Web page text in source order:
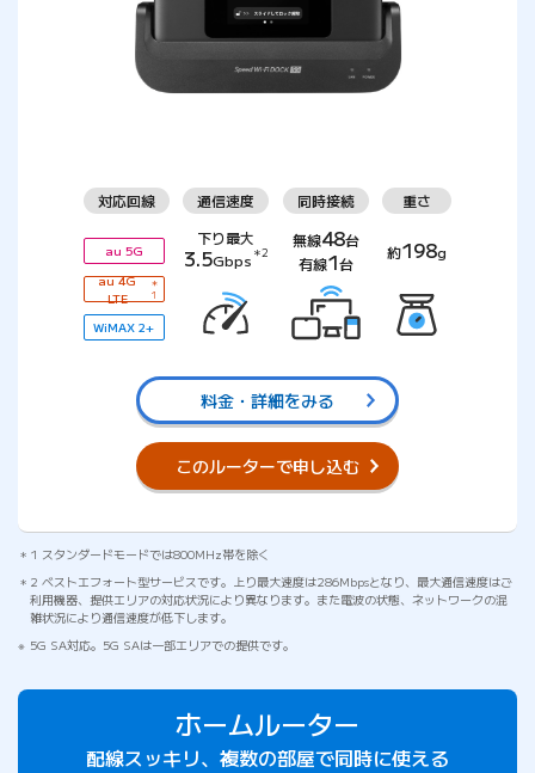
対応回線
au 5G
au 4G
LTE
＊
1
WiMAX 2+
通信速度
下り最大
3.5Gbps ＊2
同時接続
無線48台
有線1台
重さ
約198g
料金・詳細をみる
このルーターで申し込む
1 スタンダードモードでは800MHz帯を除く
2 ベストエフォート型サービスです。上り最大速度は286Mbpsとなり、最大通信速度はご
利用機器、提供エリアの対応状況により異なります。また電波の状態、ネットワークの混
雑状況により通信速度が低下します。
5G SA対応。5G SAは一部エリアでの提供です。
ホームルーター
配線スッキリ、複数の部屋で同時に使える